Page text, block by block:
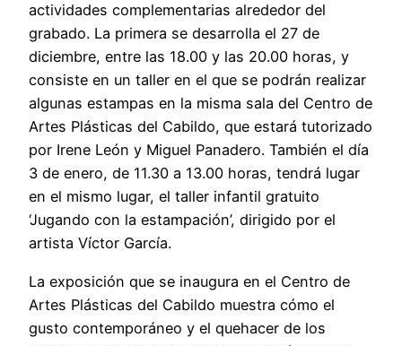
actividades complementarias alrededor del
grabado. La primera se desarrolla el 27 de
diciembre, entre las 18.00 y las 20.00 horas, y
consiste en un taller en el que se podrán realizar
algunas estampas en la misma sala del Centro de
Artes Plásticas del Cabildo, que estará tutorizado
por Irene León y Miguel Panadero. También el día
3 de enero, de 11.30 a 13.00 horas, tendrá lugar
en el mismo lugar, el taller infantil gratuito
‘Jugando con la estampación’, dirigido por el
artista Víctor García.
La exposición que se inaugura en el Centro de
Artes Plásticas del Cabildo muestra cómo el
gusto contemporáneo y el quehacer de los